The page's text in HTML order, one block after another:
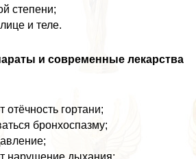
степени;
и теле.
и современные лекарства
гортани;
бронхоспазму;
нарушение дыхания;